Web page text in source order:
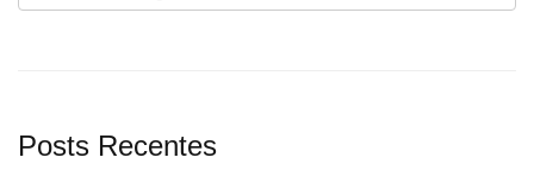
Posts Recentes